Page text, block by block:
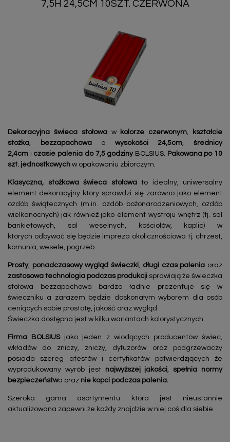
7,5H 24,5CM 10SZT. CZERWONA
Dekoracyjna świeca stołowaw kolorze czerwonym,
kształcie
stożka, bezzapachowao wysokości 24,5cm,średnicy
2,4cm i czasie palenia do 7,5 godzinyBOLSIUS. Pakowana po 10
szt. jednostkowych w opakowaniu zbiorczym.
Klasyczna, stożkowa świeca stołowato idealny, uniwersalny
element dekoracyjny który sprawdzi się zarówno jako element
ozdób świątecznych (m.in. ozdób bożonarodzeniowych, ozdób
wielkanocnych) jak również jako element wystroju wnętrz (tj. sal
bankietowych, sal weselnych, kościołów, kaplic) w
których odbywać się będzie impreza okolicznościowa tj. chrzest,
komunia, wesele, pogrzeb.
Prosty, ponadczasowy wygląd świeczki, długi czas palenia oraz
zastosowa technologia podczas produkcji sprawiają że świeczka
stołowa bezzapachowa bardzo ładnie prezentuje się w
świeczniku a zarazem będzie doskonałym wyborem dla osób
ceniących sobie prostotę, jakość oraz wygląd.
Świeczka dostępna jest w kilku wariantach kolorystycznych.
Firma BOLSIUSjako jeden z wiodących producentów świec,
wkładów do zniczy, zniczy, dyfuzorów oraz podgrzewaczy
posiada szereg atestów i certyfikatów potwierdzjących że
wyprodukowany wyrób jest
najwyższej jakości,spełnia normy
bezpieczeństwa oraz nie kopci podczas palenia.
Szeroka gama asortymentu która jest nieustannie
aktualizowana zapewni że każdy znajdzie w niej coś dla siebie.